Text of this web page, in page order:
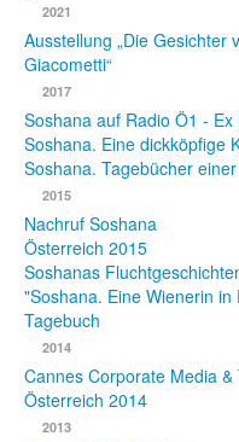
Fotos
2021
Ausstellung „Die Gesichter
Giacometti“
2017
Soshana auf Radio Ö1 - Ex
Soshana. Eine dickköpfige
Soshana. Tagebücher
2015
Nachruf Soshana
Österreich 2015
Soshanas
"Soshana. Eine Wienerin
Tagebuch
2014
Cannes Corporate Media
Österreich 2014
2013